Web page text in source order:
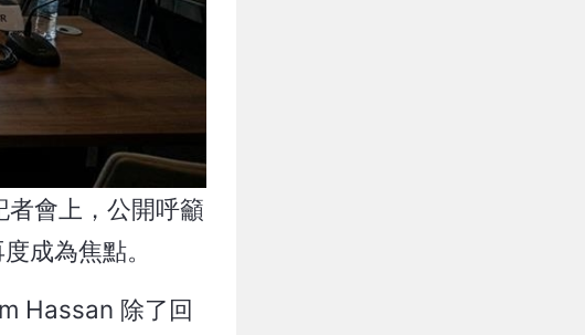
會上，公開呼籲
成為焦點。
Hassan 除了回